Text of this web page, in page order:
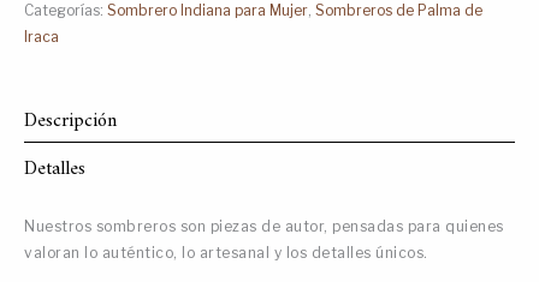
Categorías: Sombrero Indiana para Mujer, Sombreros de Palma de
Iraca
Descripción
Detalles
Nuestros sombreros son piezas de autor, pensadas para quienes
valoran lo auténtico, lo artesanal y los detalles únicos.